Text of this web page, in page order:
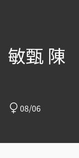
敏甄 陳
08/06